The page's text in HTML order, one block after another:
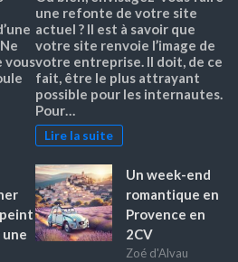
vous
une refonte de votre site
actuel ? Il est à savoir que
votre site renvoie l’image de
votre entreprise. Il doit, de ce
fait, être le plus attrayant
possible pour les internautes.
Pour…
Lire la suite
Un week-end
romantique en
Provence en
2CV
Zoé d'Alvau